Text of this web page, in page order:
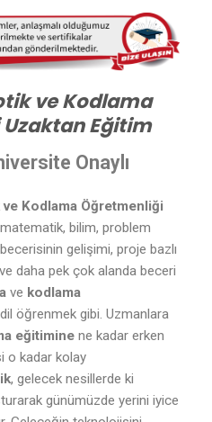
ve Kodlama
Eğitim
Onaylı
ve Kodlama Öğretmenliği
bilim, problem
gelişimi, proje bazlı
daha pek çok alanda beceri
ve kodlama
öğrenmek gibi. Uzmanlara
eğitimine ne kadar erken
o kadar kolay
, gelecek nesillerde ki
günümüzde yerini iyice